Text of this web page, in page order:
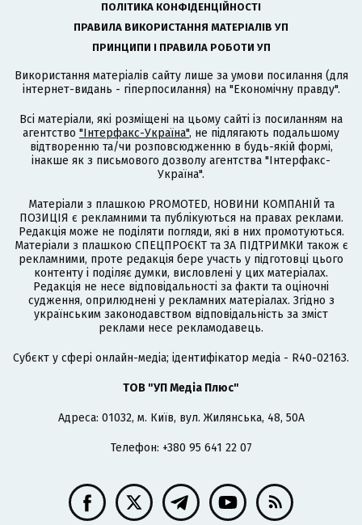
ПОЛІТИКА КОНФІДЕНЦІЙНОСТІ
ПРАВИЛА ВИКОРИСТАННЯ МАТЕРІАЛІВ УП
ПРИНЦИПИ І ПРАВИЛА РОБОТИ УП
Використання матеріалів сайту лише за умови посилання (для
інтернет-видань - гіперпосилання) на "Економічну правду".
Всі матеріали, які розміщені на цьому сайті із посиланням на
агентство "Інтерфакс-Україна", не підлягають подальшому
відтворенню та/чи розповсюдженню в будь-якій формі,
інакше як з письмового дозволу агентства "Інтерфакс-
Україна".
Матеріали з плашкою PROMOTED, НОВИНИ КОМПАНІЙ та
ПОЗИЦІЯ є рекламними та публікуються на правах реклами.
Редакція може не поділяти погляди, які в них промотуються.
Матеріали з плашкою СПЕЦПРОЄКТ та ЗА ПІДТРИМКИ також є
рекламними, проте редакція бере участь у підготовці цього
контенту і поділяє думки, висловлені у цих матеріалах.
Редакція не несе відповідальності за факти та оціночні
судження, оприлюднені у рекламних матеріалах. Згідно з
українським законодавством відповідальність за зміст
реклами несе рекламодавець.
Cубєкт у сфері онлайн-медіа; ідентифікатор медіа - R40-02163.
ТОВ "УП Медіа Плюс"
Адреса: 01032, м. Київ, вул. Жилянська, 48, 50А
Телефон: +380 95 641 22 07